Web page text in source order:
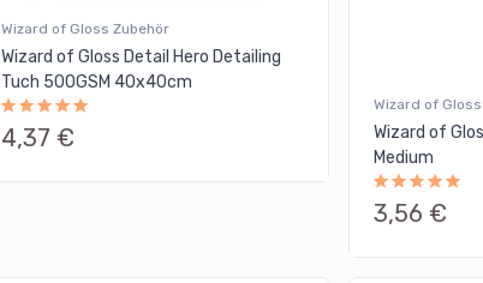
Wizard of Gloss Zubehör
Wizard of Gloss Detail Hero Detailing
Tuch 500GSM 40x40cm
4,37 €
Wizard of
Wizard of
Medium
3,56 €